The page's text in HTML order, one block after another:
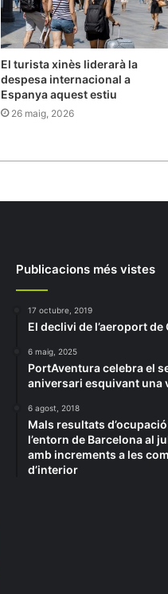
El turista xinès liderarà la
despesa internacional a
Espanya aquest estiu
26 maig, 2026
Publicacions més vistes
17 octubre, 2019
El declivi de l’aeroport de
6 maig, 2025
PortAventura celebra el
aniversari esquivant una
6 agost, 2018
Mals resultats
l’entorn de Barcelona al
amb increments a les
d’interior